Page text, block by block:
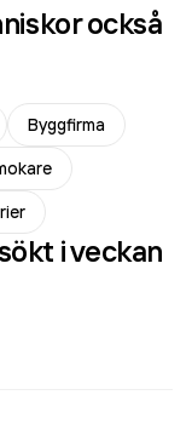
också
Byggfirma
i veckan